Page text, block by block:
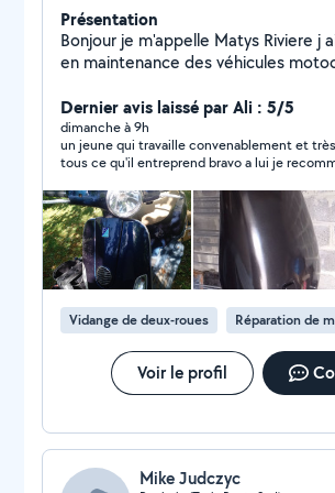
Présentation
Bonjour je m'appelle Matys Riviere j
en maintenance des véhicules
même filière et je peux vous aider
choses comme tout se qui et
des déménagements ou entretien
comme vidange plus changement
carbu changement de pièce
frein ect ect... Je fais tous sa contre
financer ma mobylette et mon bsr je
weekend le mercredi aprem et le
pas a me contacter pour plus
Dernier avis laissé par Ali : 5/5
dimanche à 9h
un jeune qui travaille convenablement et
tous ce qu'il
Vidange de deux-roues Réparation de
Voir le profil
Mike Judczyc